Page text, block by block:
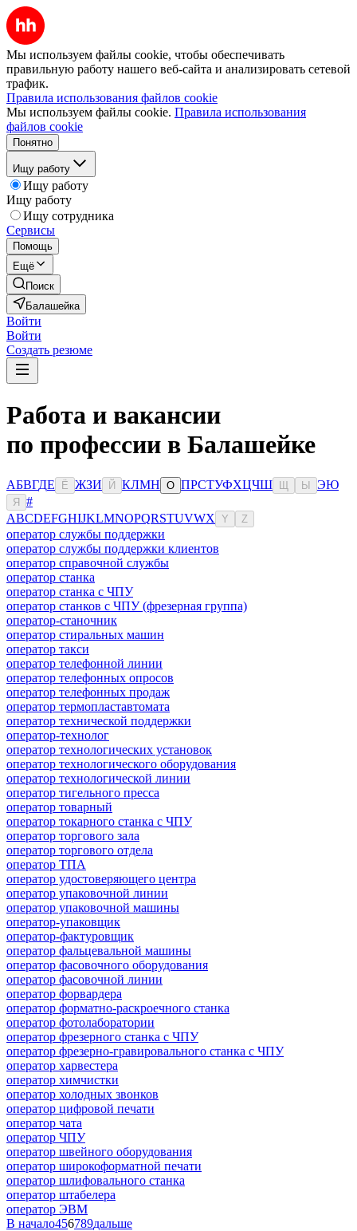
Мы используем файлы cookie, чтобы обеспечивать
правильную работу нашего веб-сайта и анализировать сетевой
трафик.
Правила использования файлов cookie
Мы используем файлы cookie. Правила использования
файлов cookie
Понятно
Ищу работу
Ищу работу
Ищу работу
Ищу сотрудника
Сервисы
Помощь
Ещё
Поиск
Балашейка
Войти
Войти
Создать резюме
Работа и вакансии
по профессии в Балашейке
АБВГДЕ Ё ЖЗИ Й КЛМН О ПРСТУФХЦЧШ Ы ЭЮ
Я
#
ABCDEFGHIJKLMNOPQRSTUVWX Y Z
оператор службы поддержки
оператор службы поддержки клиентов
оператор справочной службы
оператор станка
оператор станка с ЧПУ
оператор станков с ЧПУ (фрезерная группа)
оператор-станочник
оператор стиральных машин
оператор такси
оператор телефонной линии
оператор телефонных опросов
оператор телефонных продаж
оператор термопластавтомата
оператор технической поддержки
оператор-технолог
оператор технологических установок
оператор технологического оборудования
оператор технологической линии
оператор тигельного пресса
оператор товарный
оператор токарного станка с ЧПУ
оператор торгового зала
оператор торгового отдела
оператор ТПА
оператор удостоверяющего центра
оператор упаковочной линии
оператор упаковочной машины
оператор-упаковщик
оператор-фактуровщик
оператор фальцевальной машины
оператор фасовочного оборудования
оператор фасовочной линии
оператор форвардера
оператор форматно-раскроечного станка
оператор фотолаборатории
оператор фрезерного станка с ЧПУ
оператор фрезерно-гравировального станка с ЧПУ
оператор харвестера
оператор химчистки
оператор холодных звонков
оператор цифровой печати
оператор чата
оператор ЧПУ
оператор швейного оборудования
оператор широкоформатной печати
оператор шлифовального станка
оператор штабелера
оператор ЭВМ
В начало456789дальше